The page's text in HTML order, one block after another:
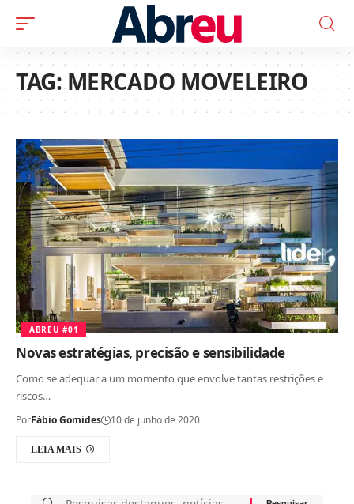
TAG:MERCADO MOVELEIRO
ABREU #01
Novas estratégias, precisão e sensibilidade
Como se adequar a um momento que envolve tantas restrições e
riscos…
PorFábio Gomides 10 de junho de 2020
LEIA MAIS